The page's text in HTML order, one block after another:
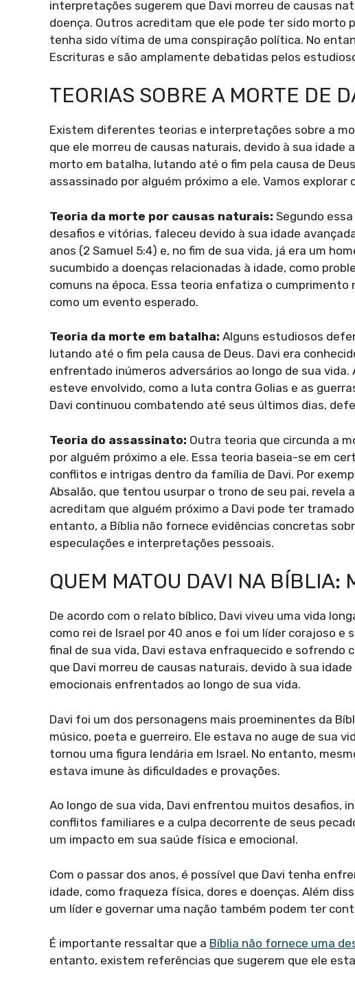
interpretações sugerem que Davi morreu de causas
doença. Outros acreditam que ele pode ter sido morto
tenha sido vítima de uma conspiração política. No
Escrituras e são amplamente debatidas pelos
TEORIAS SOBRE A MORTE DE
Existem diferentes teorias e interpretações sobre a
que ele morreu de causas naturais, devido à sua
morto em batalha, lutando até o fim pela causa de
assassinado por alguém próximo a ele. Vamos
Teoria da morte por causas naturais: Segundo
desafios e vitórias, faleceu devido à sua idade
anos (2 Samuel 5:4) e, no fim de sua vida, já era um
sucumbido a doenças relacionadas à idade, como
comuns na época. Essa teoria enfatiza o cumprimento
como um evento esperado.
Teoria da morte em batalha: Alguns estudiosos
lutando até o fim pela causa de Deus. Davi era
enfrentado inúmeros adversários ao longo de sua
esteve envolvido, como a luta contra Golias e as
Davi continuou combatendo até seus últimos dias,
Teoria do assassinato: Outra teoria que circunda a
por alguém próximo a ele. Essa teoria baseia-se em
conflitos e intrigas dentro da família de Davi. Por
Absalão, que tentou usurpar o trono de seu pai, revela
acreditam que alguém próximo a Davi pode ter
entanto, a Bíblia não fornece evidências concretas
especulações e interpretações pessoais.
QUEM MATOU DAVI NA BÍBLIA:
De acordo com o relato bíblico, Davi viveu uma vida
como rei de Israel por 40 anos e foi um líder corajoso e
final de sua vida, Davi estava enfraquecido e sofrendo
que Davi morreu de causas naturais, devido à sua
emocionais enfrentados ao longo de sua vida.
Davi foi um dos personagens mais proeminentes da
músico, poeta e guerreiro. Ele estava no auge de sua
tornou uma figura lendária em Israel. No entanto,
estava imune às dificuldades e provações.
Ao longo de sua vida, Davi enfrentou muitos desafios,
conflitos familiares e a culpa decorrente de seus
um impacto em sua saúde física e emocional.
Com o passar dos anos, é possível que Davi tenha
idade, como fraqueza física, dores e doenças. Além
um líder e governar uma nação também podem ter
É importante ressaltar que a Bíblia não fornece uma
entanto, existem referências que sugerem que ele